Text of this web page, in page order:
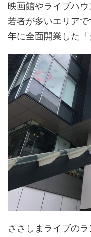
映画館やライブハ
若者が多いエリア
年に全面開業した「
ささしまライブの